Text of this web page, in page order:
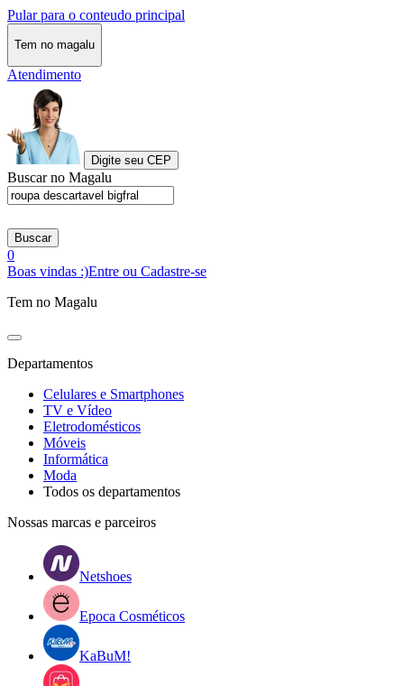
Pular para o conteudo principal
Tem no magalu
Atendimento
Digite seu CEP
Buscar no Magalu
Buscar
0
Boas vindas :)Entre ou Cadastre-se
Tem no Magalu
Departamentos
Celulares e Smartphones
TV e Vídeo
Eletrodomésticos
Móveis
Informática
Moda
Todos os departamentos
Nossas marcas e parceiros
Netshoes
Epoca Cosméticos
KaBuM!